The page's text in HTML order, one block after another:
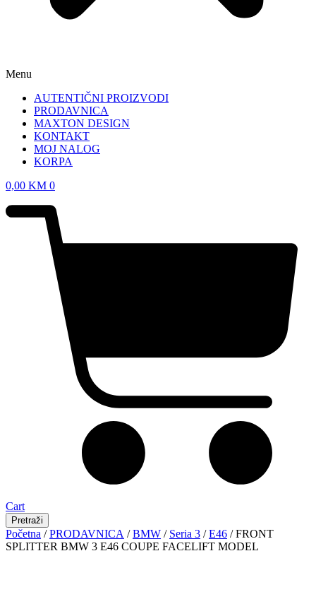
Menu
AUTENTIČNI PROIZVODI
PRODAVNICA
MAXTON DESIGN
KONTAKT
MOJ NALOG
KORPA
0,00 KM 0
Cart
Pretraži
Početna /PRODAVNICA /BMW / Seria 3 /E46 / FRONT
SPLITTER BMW 3 E46 COUPE FACELIFT MODEL